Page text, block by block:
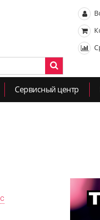
Сервисный центр